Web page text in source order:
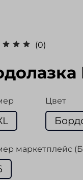
(0)
Цвет
маркетплейс